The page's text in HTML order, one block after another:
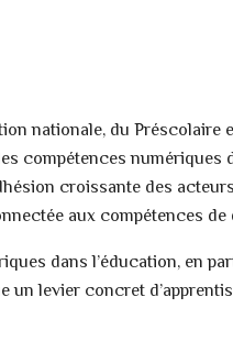
nationale, du Préscolaire
compétences numériques
croissante des
aux compétences de
dans l’éducation, en
levier concret